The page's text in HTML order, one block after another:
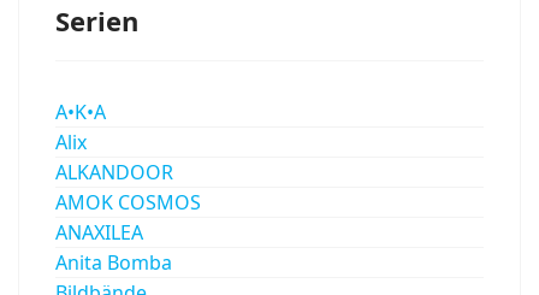
Serien
A•K•A
Alix
ALKANDOOR
AMOK COSMOS
ANAXILEA
Anita Bomba